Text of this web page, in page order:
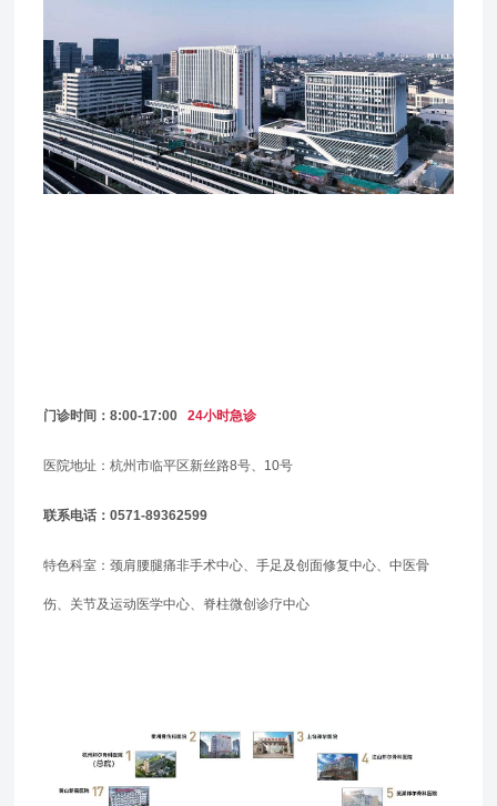
门诊时间：8:00-17:0024小时急诊
医院地址：杭州市临平区新丝路8号、10号
联系电话：0571-89362599
特色科室：颈肩腰腿痛非手术中心、手足及创面修复中心、中医骨
伤、关节及运动医学中心、脊柱微创诊疗中心